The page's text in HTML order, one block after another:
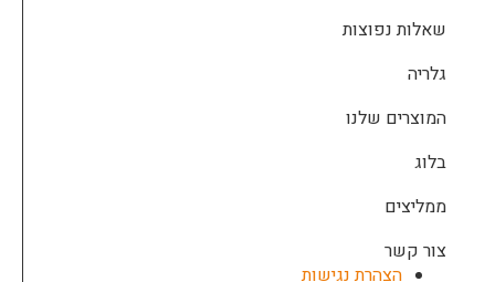
שאלות נפוצות
גלריה
המוצרים שלנו
בלוג
ממליצים
צור קשר
הצהרת נגישות